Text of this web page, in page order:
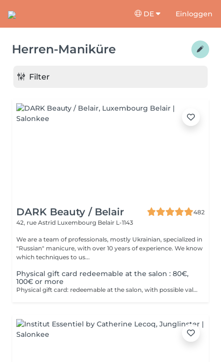
DE Einloggen
Herren-Maniküre
Filter
DARK Beauty / Belair
482
42, rue Astrid Luxembourg Belair L-1143
We are a team of professionals, mostly Ukrainian, specialized in
"Russian" manicure, with over 10 years of experience. We know
which techniques to us...
Physical gift card redeemable at the salon : 80€,
100€ or more
Physical gift card: redeemable at the salon, with possible values of 80€, 100€, or more than 100€. Electronic gift card: redeemable via email, with any value of your choice, available for purchase here on this website. Our gift vouchers are valid for all our services and can be used multiple times.